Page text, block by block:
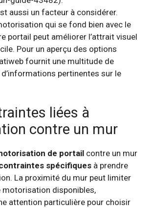
aussi un facteur à considérer.
qui se fond bien avec le
portail peut améliorer l’attrait visuel
Pour un aperçu des options
fournit une multitude de
pertinentes sur le
liées à
contre un mur
de portail contre un mur
spécifiques à prendre
La proximité du mur peut limiter
motorisation disponibles,
attention particulière pour choisir